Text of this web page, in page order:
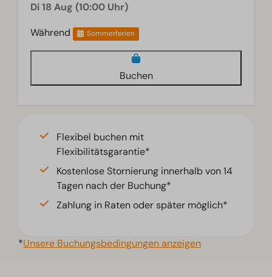
Di 18 Aug (10:00 Uhr)
Während
Sommerferien
Buchen
Flexibel buchen mit
Flexibilitätsgarantie*
Kostenlose Stornierung innerhalb von 14
Tagen nach der Buchung*
Zahlung in Raten oder später möglich*
*Unsere Buchungsbedingungen anzeigen